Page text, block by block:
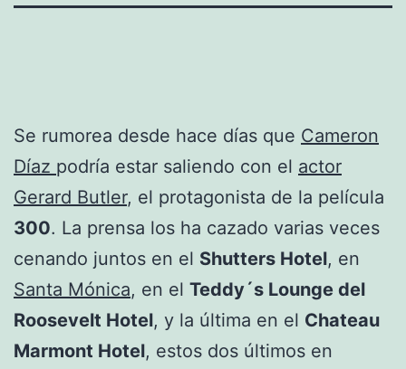
Se rumorea desde hace días que Cameron
Díaz podría estar saliendo con el actor
Gerard Butler, el protagonista de la película
300. La prensa los ha cazado varias veces
cenando juntos en el Shutters Hotel, en
Santa Mónica, en el Teddy´s Lounge del
Roosevelt Hotel, y la última en el Chateau
Marmont Hotel, estos dos últimos en